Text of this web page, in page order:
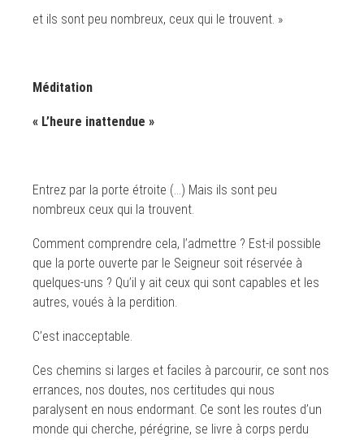
et ils sont peu nombreux, ceux qui le trouvent. »
Méditation
« L’heure inattendue »
Entrez par la porte étroite (…) Mais ils sont peu
nombreux ceux qui la trouvent.
Comment comprendre cela, l’admettre ? Est-il possible
que la porte ouverte par le Seigneur soit réservée à
quelques-uns ? Qu’il y ait ceux qui sont capables et les
autres, voués à la perdition.
C’est inacceptable.
Ces chemins si larges et faciles à parcourir, ce sont nos
errances, nos doutes, nos certitudes qui nous
paralysent en nous endormant. Ce sont les routes d’un
monde qui cherche, pérégrine, se livre à corps perdu